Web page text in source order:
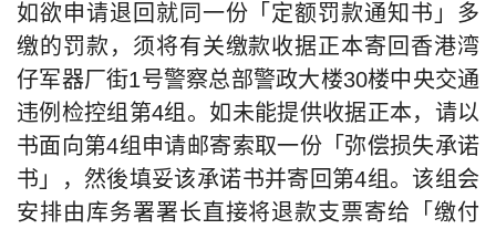
如欲申请退回就同一份「定额罚款通知书」多
缴的罚款，须将有关缴款收据正本寄回香港湾
仔军器厂街1号警察总部警政大楼30楼中央交通
违例检控组第4组。如未能提供收据正本，请以
书面向第4组申请邮寄索取一份「弥偿损失承诺
书」，然後填妥该承诺书并寄回第4组。该组会
安排由库务署署长直接将退款支票寄给「缴付